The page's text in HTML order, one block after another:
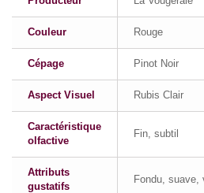
Couleur Rouge
Cépage Pinot Noir
Aspect Visuel Rubis Clair
Caractéristique
olfactive
Fin, subtil
Attributs
gustatifs
Fondu, suave,